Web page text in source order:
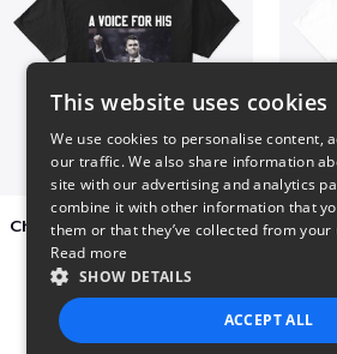
Charlie Kirk A Voice For His Generation
$41
This website uses cookies
We use cookies to personalise content,
our traffic. We also share information
site with our advertising and analytics
combine it with other information that
them or that they’ve collected from
Read more
SHOW DETAILS
ACCEPT ALL